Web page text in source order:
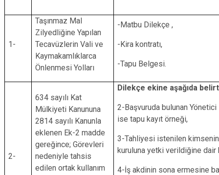
1-
Taşınmaz Mal
Zilyedliğine Yapılan
Tecavüzlerin Vali ve
Kaymakamlıklarca
Önlenmesi Yolları
-Matbu Dilekçe ,
-Kira kontratı,
-Tapu Belgesi.
2-
634 sayılı Kat
Mülkiyeti Kanununa
2814 sayılı Kanunla
eklenen Ek-2 madde
gereğince; Görevleri
nedeniyle tahsis
edilen ortak kullanım
Dilekçe ekine aşağıda
2-Başvuruda bulunan
ise tapu kayıt örneği,
3-Tahliyesi istenilen
kuruluna yetki verildiğine dair
4-İş akdinin sona ermesine